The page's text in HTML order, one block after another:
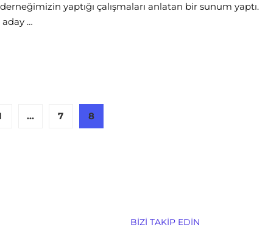
yaptığı çalışmaları anlatan bir sunum yaptı.
aday …
… 7 8
BIZI TAKIP EDIN